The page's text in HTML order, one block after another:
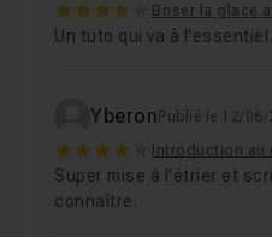
4 Briser la glace
Un tuto qui va à l'essentiel.
Yberon Publié le 12/
4 Introduction au
Super mise à l'étrier et
connaître.